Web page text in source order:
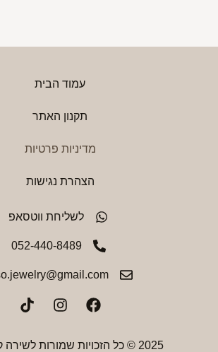
עמוד הבית
תקנון האתר
מדיניות פרטיות
הצהרת נגישות
לשליחת ווטסאפ
052-440-8489
2025 © כל הזכויות שמורות לשירה קדוש בקין